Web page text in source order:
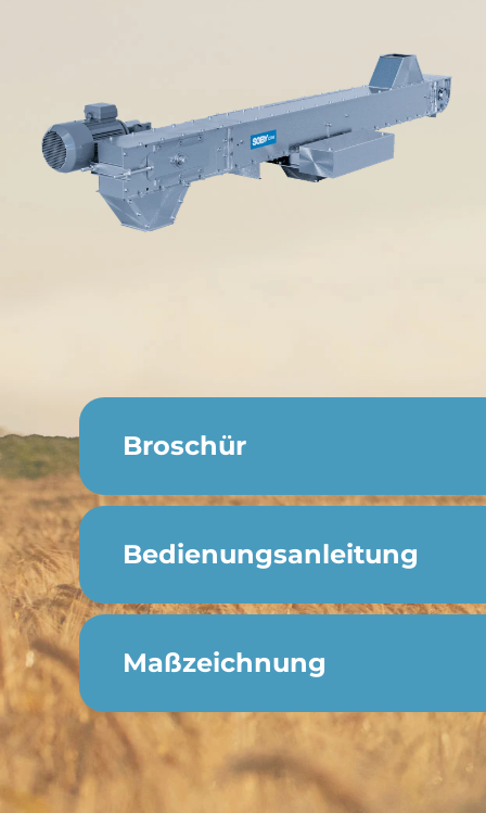
Bedienungsanleitung
Maßzeichnung
Broschür